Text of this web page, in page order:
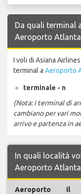
Da quali terminal
Aeroporto
I voli di Asiana
terminal a Aeroporto
terminale - n
(Nota: i terminal di
cambiano per vari
arrivo e partenza in
In quali località
Aeroporto
Aeroporto
il